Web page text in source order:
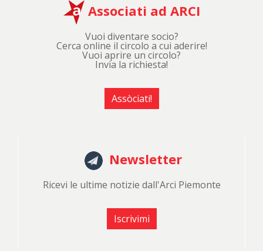
Associati ad ARCI
Vuoi diventare socio?
Cerca online il circolo a cui aderire!
Vuoi aprire un circolo?
Invia la richiesta!
Assòciati!
Newsletter
Ricevi le ultime notizie dall'Arci Piemonte
Iscrivimi